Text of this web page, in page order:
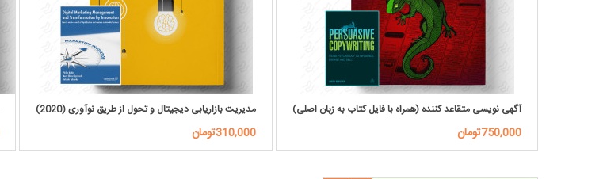
آگهی نویسی متقاعد کننده (همراه با فایل کتاب به زبان اصلی)
750,000تومان
مدیریت بازاریابی دیجیتال و تحول از طریق نوآوری (2020)
310,000تومان